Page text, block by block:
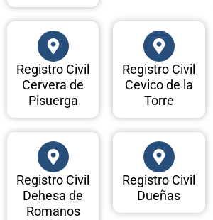
Registro Civil
Cervera de
Pisuerga
Registro Civil
Cevico de la
Torre
Registro Civil
Dehesa de
Romanos
Registro Civil
Dueñas